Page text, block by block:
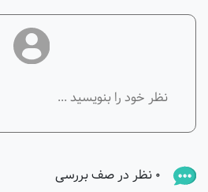
0 نظر در صف بررسی